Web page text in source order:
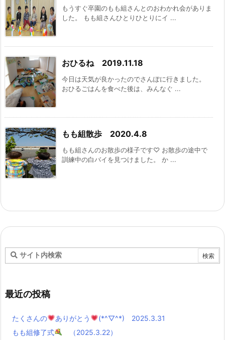
もうすぐ卒園のもも組さんとのおわかれ会がありま
した。 もも組さんひとりひとりにイ ...
おひるね 2019.11.18
今日は天気が良かったのでさんぽに行きました。
おひるごはんを食べた後は、みんなぐ ...
もも組散歩 2020.4.8
もも組さんのお散歩の様子です♡ お散歩の途中で
訓練中の白バイを見つけました。 か ...
最近の投稿
たくさんの ありがとう
(*^▽^*) 2025.3.31
もも組修了式
（2025.3.22）